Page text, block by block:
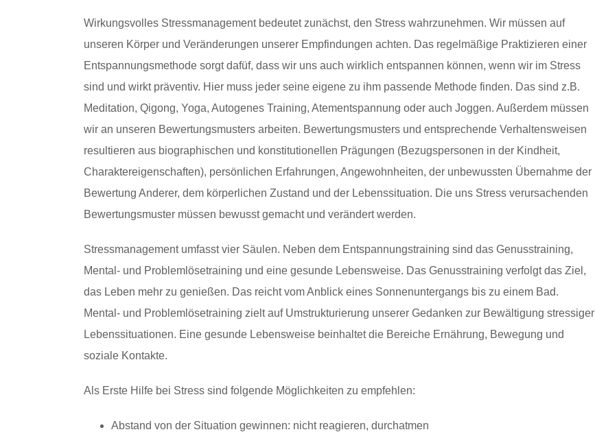
Wirkungsvolles Stressmanagement bedeutet zunächst, den Stress wahrzunehmen. Wir müssen auf
unseren Körper und Veränderungen unserer Empfindungen achten. Das regelmäßige Praktizieren einer
Entspannungsmethode sorgt dafüf, dass wir uns auch wirklich entspannen können, wenn wir im Stress
sind und wirkt präventiv. Hier muss jeder seine eigene zu ihm passende Methode finden. Das sind z.B.
Meditation, Qigong, Yoga, Autogenes Training, Atementspannung oder auch Joggen. Außerdem müssen
wir an unseren Bewertungsmusters arbeiten. Bewertungsmusters und entsprechende Verhaltensweisen
resultieren aus biographischen und konstitutionellen Prägungen (Bezugspersonen in der Kindheit,
Charaktereigenschaften), persönlichen Erfahrungen, Angewohnheiten, der unbewussten Übernahme der
Bewertung Anderer, dem körperlichen Zustand und der Lebenssituation. Die uns Stress verursachenden
Bewertungsmuster müssen bewusst gemacht und verändert werden.
Stressmanagement umfasst vier Säulen. Neben dem Entspannungstraining sind das Genusstraining,
Mental- und Problemlösetraining und eine gesunde Lebensweise. Das Genusstraining verfolgt das Ziel,
das Leben mehr zu genießen. Das reicht vom Anblick eines Sonnenuntergangs bis zu einem Bad.
Mental- und Problemlösetraining zielt auf Umstrukturierung unserer Gedanken zur Bewältigung stressiger
Lebenssituationen. Eine gesunde Lebensweise beinhaltet die Bereiche Ernährung, Bewegung und
soziale Kontakte.
Als Erste Hilfe bei Stress sind folgende Möglichkeiten zu empfehlen:
Abstand von der Situation gewinnen: nicht reagieren, durchatmen